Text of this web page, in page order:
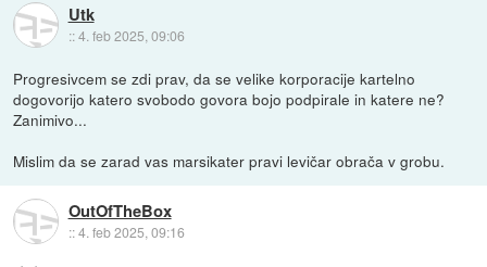
Utk
::4. feb 2025, 09:06
Progresivcem se zdi prav, da se velike korporacije kartelno
dogovorijo katero svobodo govora bojo podpirale in katere ne?
Zanimivo...
Mislim da se zarad vas marsikater pravi levičar obrača v grobu.
OutOfTheBox
::4. feb 2025, 09:16